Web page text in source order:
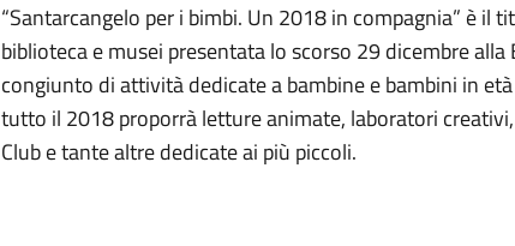
“Santarcangelo per i bimbi. Un 2018 in compagnia” è il
biblioteca e musei presentata lo scorso 29 dicembre
congiunto di attività dedicate a bambine e bambini in
tutto il 2018 proporrà letture animate, laboratori
Club e tante altre dedicate ai più piccoli.